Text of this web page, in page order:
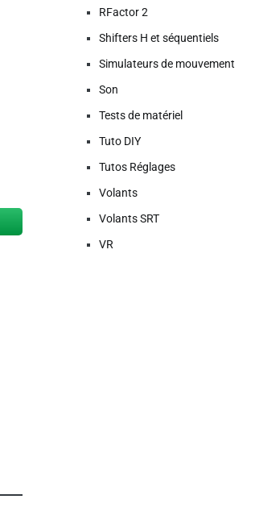
RFactor 2
Shifters H et séquentiels
Simulateurs de mouvement
Son
Tests de matériel
Tuto DIY
Tutos Réglages
Volants
Volants SRT
VR